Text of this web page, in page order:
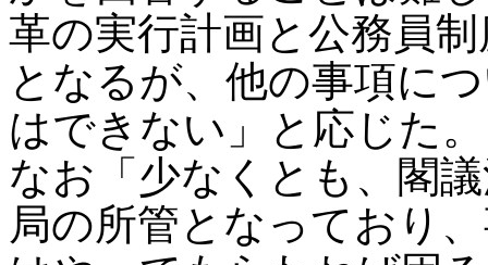
革の実行計画と公務員
となるが、他の事項に
はできない」と応じた
なお「少なくとも、閣
局の所管となっており